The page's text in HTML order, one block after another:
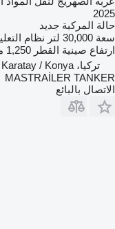
2025
حالة المركبة جديد
سعة 30,000 لتر نظام
ارتفاع صينية القطر 1,250 ملم
تركيا، Karatay / Konya
MASTRAİLER TANKER
الاتصال بالبائع